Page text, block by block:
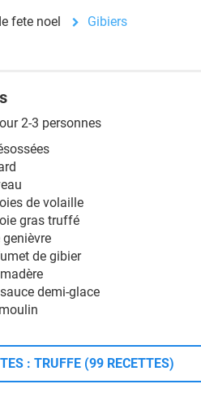
fete noel Gibiers
2-3 personnes
de volaille
gras truffé
de gibier
madère
demi-glace
: TRUFFE (99 RECETTES)